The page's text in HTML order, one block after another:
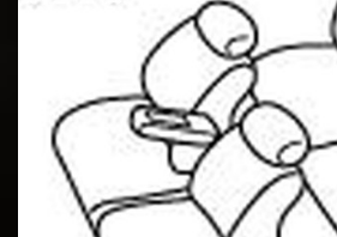
④Brown ⑤Dark
⑤Dark
①Beige ②Gray
刺繍は下記21種類からご選択くださ
②Gray
刺繍は下記21種類からご選択くださ
②Gray